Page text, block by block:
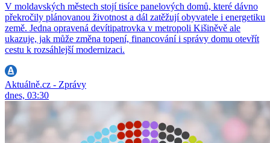
V moldavských městech stojí tisíce panelových domů, které dávno
překročily plánovanou životnost a dál zatěžují obyvatele i energetiku
země. Jedna opravená devítipatrovka v metropoli Kišiněvě ale
ukazuje, jak může změna topení, financování i správy domu otevřít
cestu k rozsáhlejší modernizaci.
Aktuálně.cz - Zprávy
dnes, 03:30